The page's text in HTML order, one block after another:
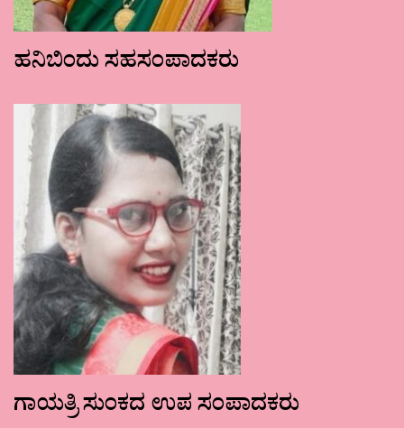
ಹನಿಬಿಂದು ಸಹಸಂಪಾದಕರು
ಗಾಯತ್ರಿ ಸುಂಕದ ಉಪ ಸಂಪಾದಕರು